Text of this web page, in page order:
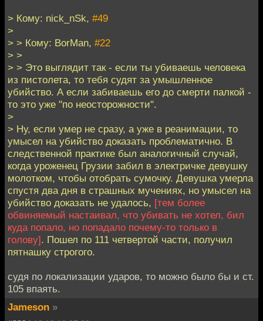
> Кому: nick_nSk, #49
>
> > Кому: BorMan, #22
> >
> > Это выглядит так - если ты убиваешь человека
из пистолета, то тебя судят за умышленное
убийство. А если забиваешь его до смерти палкой -
то это уже "по неосторожности".
>
> Ну, если умер не сразу, а уже в реанимации, то
умысел на убийство доказать проблематично. В
следственной практике был аналогичный случай,
когда уроженец Грузии забил в электричке девушку
молотком, чтобы отобрать сумочку. Девушка умерла
спустя два дня в страшных мучениях, но умысел на
убийство доказать не удалось, [тем более
обвиняемый настаивал, что убивать не хотел, бил
куда попало, но попадало почему-то только в
голову]. Пошел по 111 четвертой части, получил
пятнашку строгого.
судя по локализации ударов, то можно было бы и ст.
105 впаять.
Jameson »